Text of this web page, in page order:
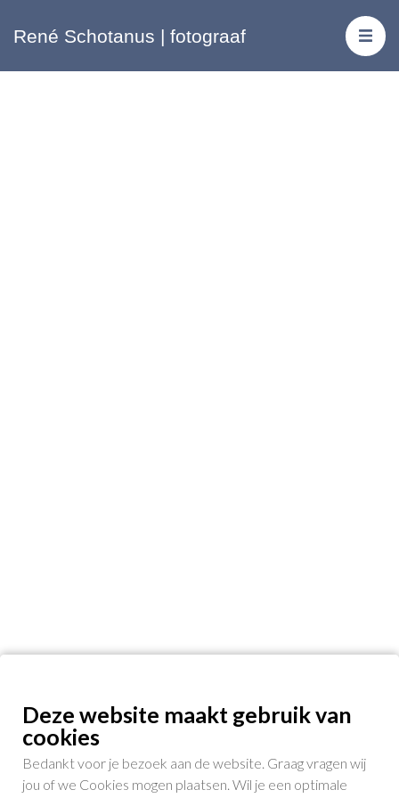
René Schotanus | fotograaf
Deze website maakt gebruik van
cookies
Bedankt voor je bezoek aan de website. Graag vragen wij
jou of we Cookies mogen plaatsen. Wil je een optimale